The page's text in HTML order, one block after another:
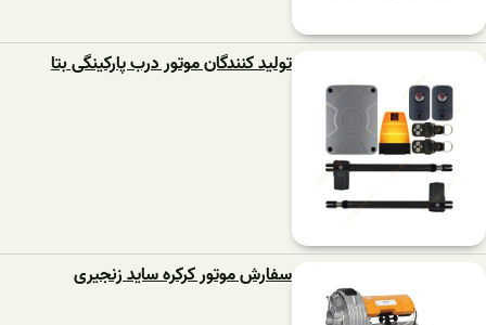
تولید کنندگان موتور درب پارکینگی بتا
سفارش موتور کرکره ساید زنجیری